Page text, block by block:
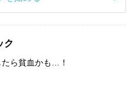
ク
ら貧血かも…！